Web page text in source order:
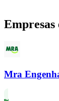
Mra